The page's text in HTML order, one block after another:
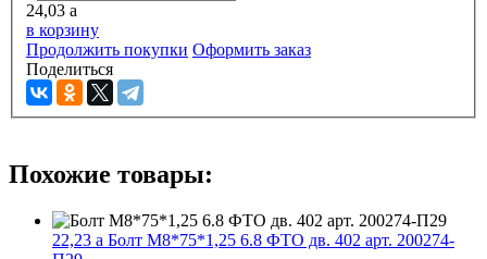
24,03 a
в корзину
Продолжить покупки Оформить заказ
Поделиться
Похожие товары:
22,23 a Болт М8*75*1,25 6.8 ФТО дв. 402 арт. 200274-